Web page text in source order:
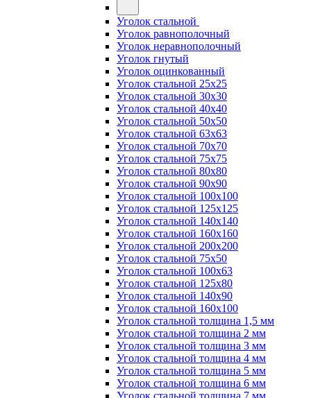
Уголок стальной
Уголок равнополочный
Уголок неравнополочный
Уголок гнутый
Уголок оцинкованный
Уголок стальной 25х25
Уголок стальной 30х30
Уголок стальной 40х40
Уголок стальной 50х50
Уголок стальной 63х63
Уголок стальной 70х70
Уголок стальной 75х75
Уголок стальной 80х80
Уголок стальной 90х90
Уголок стальной 100х100
Уголок стальной 125х125
Уголок стальной 140х140
Уголок стальной 160х160
Уголок стальной 200х200
Уголок стальной 75х50
Уголок стальной 100х63
Уголок стальной 125х80
Уголок стальной 140х90
Уголок стальной 160х100
Уголок стальной толщина 1,5 мм
Уголок стальной толщина 2 мм
Уголок стальной толщина 3 мм
Уголок стальной толщина 4 мм
Уголок стальной толщина 5 мм
Уголок стальной толщина 6 мм
Уголок стальной толщина 7 мм